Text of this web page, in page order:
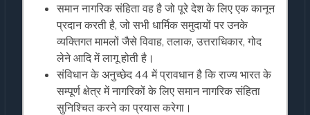
समान नागरिक संहिता वह है जो पूरे देश के लिए एक कानून
प्रदान करती है, जो सभी धार्मिक समुदायों पर उनके
व्यक्तिगत मामलों जैसे विवाह, तलाक, उत्तराधिकार, गोद
लेने आदि में लागू होती है।
संविधान के अनुच्छेद 44 में प्रावधान है कि राज्य भारत के
सम्पूर्ण क्षेत्र में नागरिकों के लिए समान नागरिक संहिता
सुनिश्चित करने का प्रयास करेगा।